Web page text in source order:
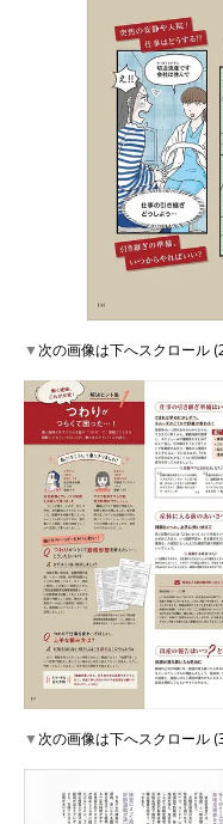
▼次の画像は下へスクロール
▼次の画像は下へスクロール